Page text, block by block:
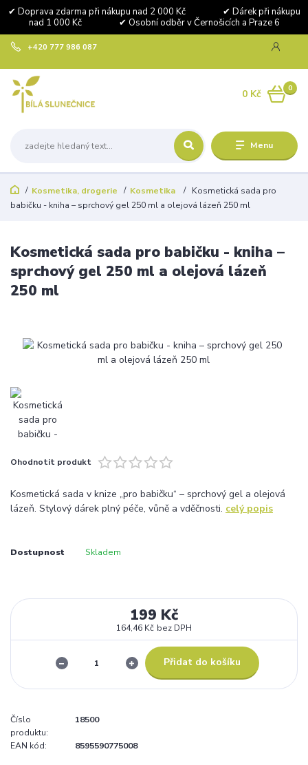
✔ Doprava zdarma při nákupu nad 2 000 Kč ✔ Dárek při nákupu
nad 1 000 Kč ✔ Osobní odběr v Černošicích a Praze 6
Menu
+420 777 986 087
0
0 Kč
Kosmetika, drogerie Kosmetika
Kosmetická sada pro
babičku - kniha – sprchový gel 250 ml a olejová lázeň 250 ml
Kosmetická sada pro babičku - kniha –
sprchový gel 250 ml a olejová lázeň
250 ml
Ohodnotit produkt
Kosmetická sada v knize „pro babičku“ – sprchový gel a olejová
lázeň. Stylový dárek plný péče, vůně a vděčnosti. celý popis
Dostupnost Skladem
199 Kč
164,46 Kč bez DPH
Přidat do košíku
Číslo
produktu:
18500
EAN kód: 8595590775008